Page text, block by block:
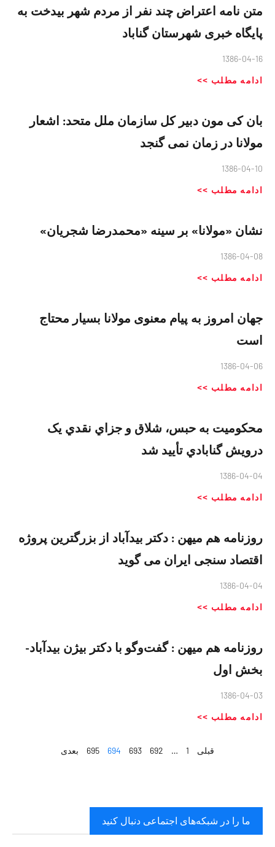
متن نامه اعتراض چند نفر از مردم شهر بیدخت به
پایگاه خبری شهرستان گناباد
1386-04-16
ادامه مطلب >>
بان کی مون دبیر کل سازمان ملل متحد: اشعار
مولانا در زمان نمی گنجد
1386-04-10
ادامه مطلب >>
نشان «مولانا» بر سينه «محمدرضا شجريان»
1386-04-08
ادامه مطلب >>
جهان امروز به پیام معنوی مولانا بسیار محتاج
است
1386-04-06
ادامه مطلب >>
محكوميت به حبس، شلاق و جزاي نقدي يک
درويش گنابادي تأييد شد
1386-04-04
ادامه مطلب >>
روزنامه هم میهن : دكتر بيدآباد از بزرگترين پروژه
اقتصاد سنجی ایران می گوید
1386-04-04
ادامه مطلب >>
روزنامه هم میهن : گفت‌وگو با دكتر بيژن بيدآباد-
بخش اول
1386-04-03
ادامه مطلب >>
قبلی 1
…
692
693
694
695 بعدی
ما را در شبکه‌های اجتماعی دنبال کنید